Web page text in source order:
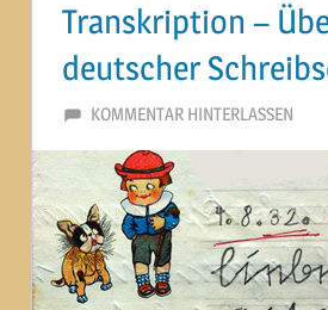
Transkription –
deutscher
9. FEBRUAR 2015
MARTINA BERG
KOMMENTAR HINTERLASSEN